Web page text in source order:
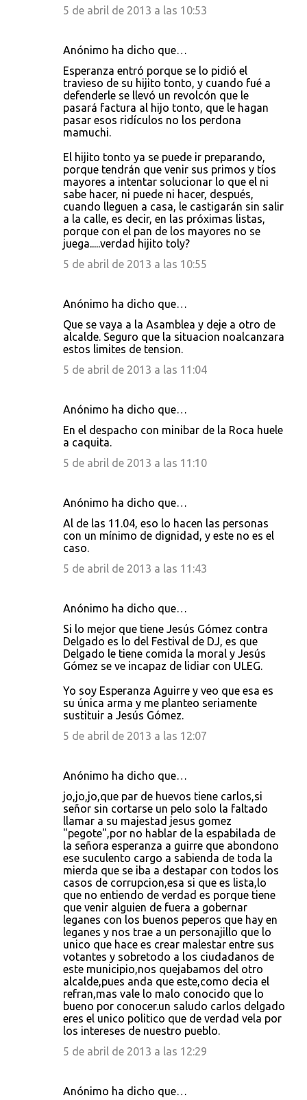
5 de abril de 2013 a las 10:53
Anónimo ha dicho que…
Esperanza entró porque se lo pidió el
travieso de su hijito tonto, y cuando fué a
defenderle se llevó un revolcón que le
pasará factura al hijo tonto, que le hagan
pasar esos ridículos no los perdona
mamuchi.
El hijito tonto ya se puede ir preparando,
porque tendrán que venir sus primos y tíos
mayores a intentar solucionar lo que el ni
sabe hacer, ni puede ni hacer, después,
cuando lleguen a casa, le castigarán sin salir
a la calle, es decir, en las próximas listas,
porque con el pan de los mayores no se
juega.....verdad hijito toly?
5 de abril de 2013 a las 10:55
Anónimo ha dicho que…
Que se vaya a la Asamblea y deje a otro de
alcalde. Seguro que la situacion noalcanzara
estos limites de tension.
5 de abril de 2013 a las 11:04
Anónimo ha dicho que…
En el despacho con minibar de la Roca huele
a caquita.
5 de abril de 2013 a las 11:10
Anónimo ha dicho que…
Al de las 11.04, eso lo hacen las personas
con un mínimo de dignidad, y este no es el
caso.
5 de abril de 2013 a las 11:43
Anónimo ha dicho que…
Si lo mejor que tiene Jesús Gómez contra
Delgado es lo del Festival de DJ, es que
Delgado le tiene comida la moral y Jesús
Gómez se ve incapaz de lidiar con ULEG.
Yo soy Esperanza Aguirre y veo que esa es
su única arma y me planteo seriamente
sustituir a Jesús Gómez.
5 de abril de 2013 a las 12:07
Anónimo ha dicho que…
jo,jo,jo,que par de huevos tiene carlos,si
señor sin cortarse un pelo solo la faltado
llamar a su majestad jesus gomez
"pegote",por no hablar de la espabilada de
la señora esperanza a guirre que abondono
ese suculento cargo a sabienda de toda la
mierda que se iba a destapar con todos los
casos de corrupcion,esa si que es lista,lo
que no entiendo de verdad es porque tiene
que venir alguien de fuera a gobernar
leganes con los buenos peperos que hay en
leganes y nos trae a un personajillo que lo
unico que hace es crear malestar entre sus
votantes y sobretodo a los ciudadanos de
este municipio,nos quejabamos del otro
alcalde,pues anda que este,como decia el
refran,mas vale lo malo conocido que lo
bueno por conocer.un saludo carlos delgado
eres el unico politico que de verdad vela por
los intereses de nuestro pueblo.
5 de abril de 2013 a las 12:29
Anónimo ha dicho que…